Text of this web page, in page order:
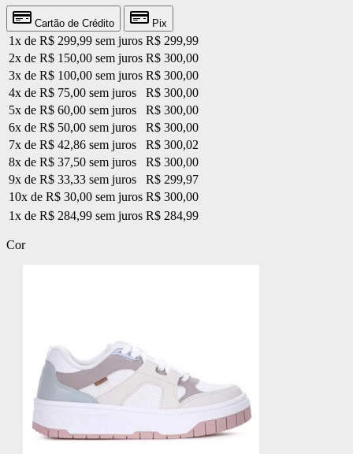
Cartão de Crédito Pix
1x de R$ 299,99 sem juros R$ 299,99
2x de R$ 150,00 sem juros R$ 300,00
3x de R$ 100,00 sem juros R$ 300,00
4x de R$ 75,00 sem juros
R$ 300,00
5x de R$ 60,00 sem juros
R$ 300,00
6x de R$ 50,00 sem juros
R$ 300,00
7x de R$ 42,86 sem juros
R$ 300,02
8x de R$ 37,50 sem juros
R$ 300,00
9x de R$ 33,33 sem juros
R$ 299,97
10x de R$ 30,00 sem juros R$ 300,00
1x de R$ 284,99 sem juros R$ 284,99
Cor